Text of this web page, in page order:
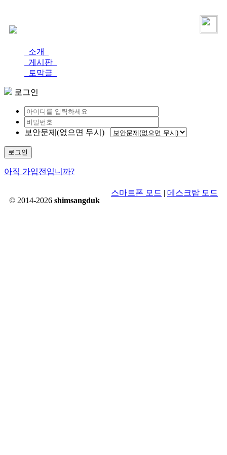
소개
게시판
토막글
로그인
보안문제(없으면 무시)
로그인
아직 가입전입니까?
© 2014-2026 shimsangduk
스마트폰 모드 | 데스크탑 모드